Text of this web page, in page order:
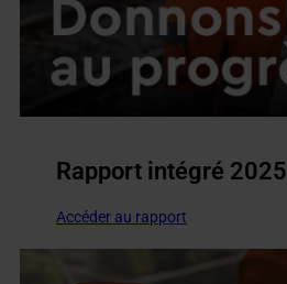
Rapport intégré 2025
Accéder au rapport